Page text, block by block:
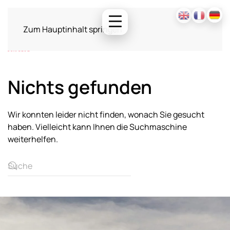
Zum Hauptinhalt springen
Nichts gefunden
Wir konnten leider nicht finden, wonach Sie gesucht
haben. Vielleicht kann Ihnen die Suchmaschine
weiterhelfen.